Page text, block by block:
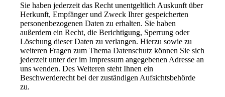
Sie haben jederzeit das Recht unentgeltlich Auskunft über
Herkunft, Empfänger und Zweck Ihrer gespeicherten
personenbezogenen Daten zu erhalten. Sie haben
außerdem ein Recht, die Berichtigung, Sperrung oder
Löschung dieser Daten zu verlangen. Hierzu sowie zu
weiteren Fragen zum Thema Datenschutz können Sie sich
jederzeit unter der im Impressum angegebenen Adresse an
uns wenden. Des Weiteren steht Ihnen ein
Beschwerderecht bei der zuständigen Aufsichtsbehörde
zu.